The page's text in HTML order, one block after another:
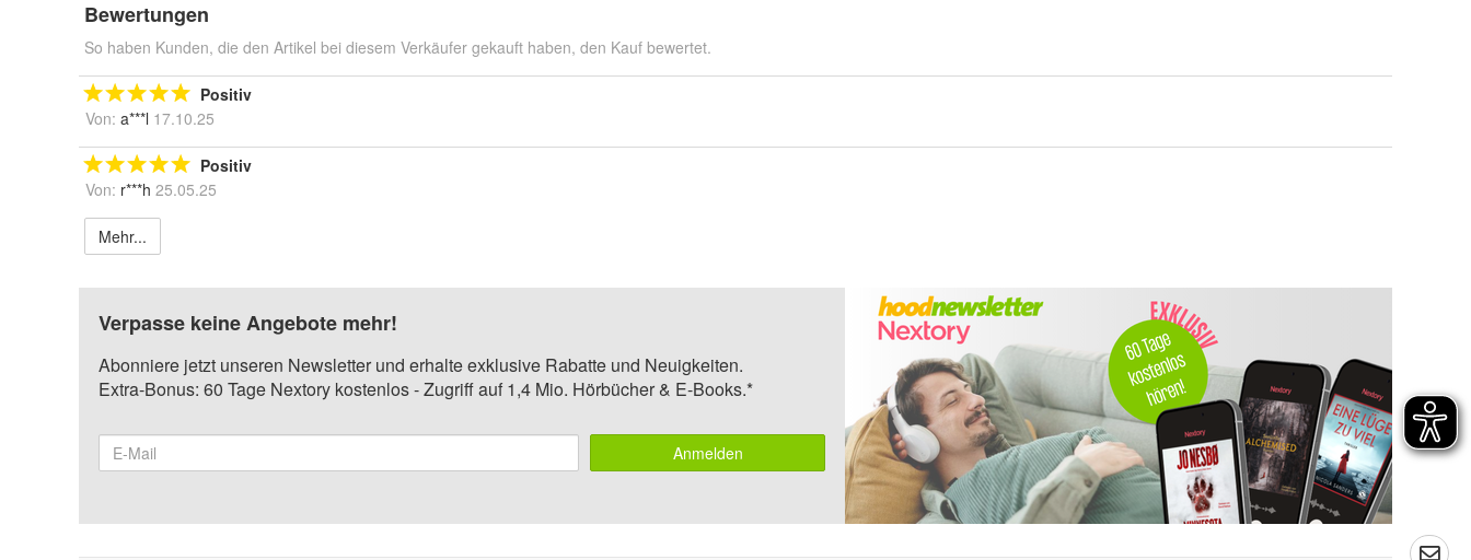
Bewertungen
So haben Kunden, die den Artikel bei diesem Verkäufer gekauft haben, den Kauf bewertet.
Positiv
Von: a***l 17.10.25
Positiv
Von: r***h 25.05.25
Mehr...
Verpasse keine Angebote mehr!
Abonniere jetzt unseren Newsletter und erhalte exklusive Rabatte und Neuigkeiten.
Extra-Bonus: 60 Tage Nextory kostenlos - Zugriff auf 1,4 Mio. Hörbücher & E-Books.*
Anmelden